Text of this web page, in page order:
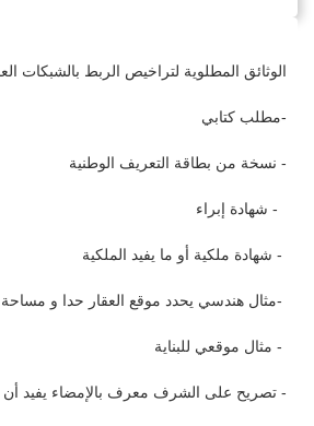
الوثائق المطلوية لتراخيص الربط بالشبكات
-مطلب كتابي
- نسخة من بطاقة التعريف الوطنية
- شهادة إبراء
- شهادة ملكية أو ما يفيد الملكية
-مثال هندسي يحدد موقع العقار حدا و
- مثال موقعي للبناية
- تصريح على الشرف معرف بالإمضاء يفيد